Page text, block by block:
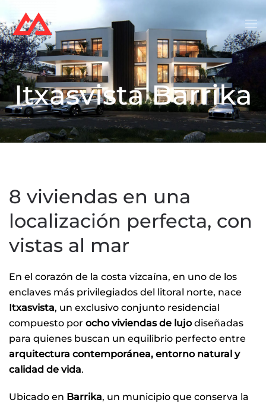
Skip to main content
Itxasvista Barrika
8 viviendas en una
localización perfecta, con
vistas al mar
En el corazón de la costa vizcaína, en uno de los
enclaves más privilegiados del litoral norte, nace
Itxasvista, un exclusivo conjunto residencial
compuesto por ocho viviendas de lujodiseñadas
para quienes buscan un equilibrio perfecto entre
arquitectura contemporánea, entorno natural y
calidad de vida.
Ubicado en Barrika, un municipio que conserva la